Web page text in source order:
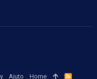
Aiuto Home R